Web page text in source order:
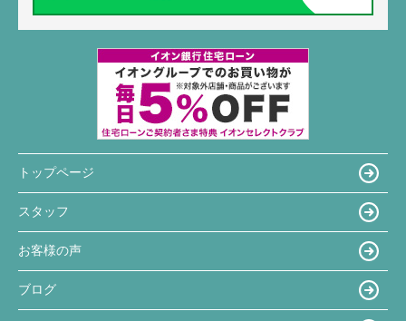
トップページ
スタッフ
お客様の声
ブログ